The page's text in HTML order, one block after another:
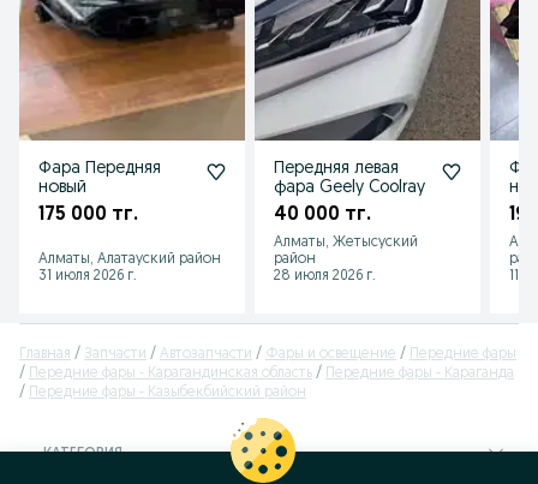
Фара Передняя
новый
175 000 тг.
Алматы, Алатауский район
31 июля 2026 г.
Передняя левая
фара Geely Coolray
40 000 тг.
Алматы, Жетысуский
район
28 июля 2026 г.
11
Главная Запчасти Автозапчасти Фары и освещение
Передние фары
Передние фары - Карагандинская область
Передние фары - Караганда
Передние фары - Казыбекбийский район
КАТЕГОРИЯ